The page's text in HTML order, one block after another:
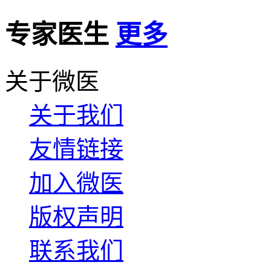
专家医生 更多
关于微医
关于我们
友情链接
加入微医
版权声明
联系我们